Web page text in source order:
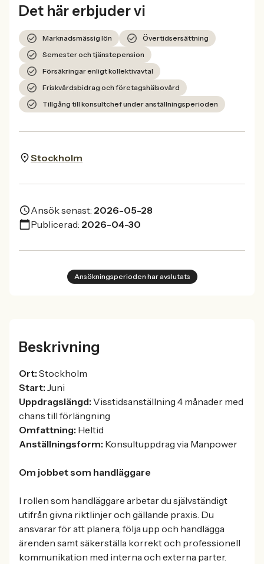
Det här erbjuder vi
Marknadsmässig lön
Övertidsersättning
Semester och tjänstepension
Försäkringar enligt kollektivavtal
Friskvårdsbidrag och företagshälsovård
Tillgång till konsultchef under anställningsperioden
Stockholm
Ansök senast: 2026-05-28
Publicerad: 2026-04-30
Ansökningsperioden har avslutats
Beskrivning
Ort: Stockholm
Start: Juni
Uppdragslängd: Visstidsanställning 4 månader med
chans till förlängning
Omfattning: Heltid
Anställningsform: Konsultuppdrag via Manpower
Om jobbet som handläggare
I rollen som handläggare arbetar du självständigt
utifrån givna riktlinjer och gällande praxis. Du
ansvarar för att planera, följa upp och handlägga
ärenden samt säkerställa korrekt och professionell
kommunikation med interna och externa parter.